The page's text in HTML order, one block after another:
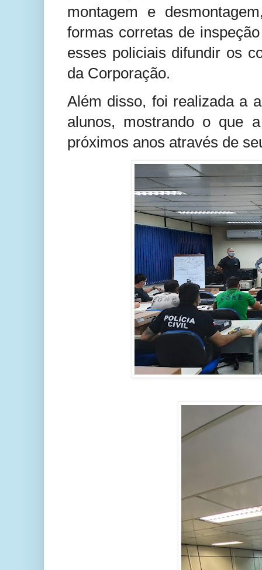
montagem e
formas corretas de
esses policiais difundir os
da Corporação.
Além disso, foi realizada a
alunos, mostrando o que
próximos anos através de